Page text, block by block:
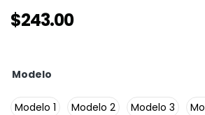
$243.00
Modelo
Modelo 1 Modelo 2 Modelo 3